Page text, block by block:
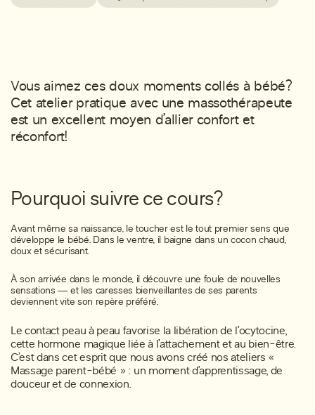
Vous aimez ces doux moments collés à bébé?
Cet atelier pratique avec une massothérapeute
est un excellent moyen d’allier confort et
réconfort!
Pourquoi suivre ce cours?
Avant même sa naissance, le toucher est le tout premier sens que
développe le bébé. Dans le ventre, il baigne dans un cocon chaud,
doux et sécurisant.
À son arrivée dans le monde, il découvre une foule de nouvelles
sensations — et les caresses bienveillantes de ses parents
deviennent vite son repère préféré.
Le contact peau à peau favorise la libération de l’ocytocine,
cette hormone magique liée à l’attachement et au bien-être.
C’est dans cet esprit que nous avons créé nos ateliers «
Massage parent-bébé » : un moment d’apprentissage, de
douceur et de connexion.